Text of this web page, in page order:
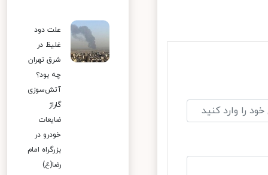
علت دود
غلیظ در
شرق تهران
چه بود؟
آتش‌سوزی
گاراژ
ضایعات
خودرو در
بزرگراه امام
رضا(ع)